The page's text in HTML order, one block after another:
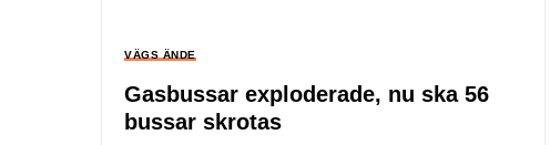
VÄGS ÄNDE
Gasbussar exploderade, nu ska 56
bussar skrotas